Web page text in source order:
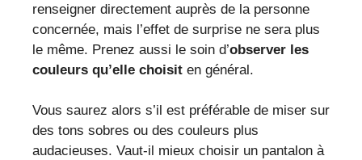
renseigner directement auprès de la personne
concernée, mais l’effet de surprise ne sera plus
le même. Prenez aussi le soin d’observer les
couleurs qu’elle choisit en général.
Vous saurez alors s’il est préférable de miser sur
des tons sobres ou des couleurs plus
audacieuses. Vaut-il mieux choisir un pantalon à